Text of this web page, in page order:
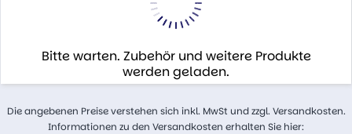
Bitte warten. Zubehör und weitere Produkte
werden geladen.
Die angebenen Preise verstehen sich inkl. MwSt und zzgl. Versandkosten.
Informationen zu den Versandkosten erhalten Sie hier: